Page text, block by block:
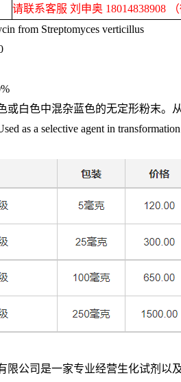
请联系客服 刘申奥 18014838908
from Streptomyces verticillus
或白色中混杂蓝色的无定形粉末。
as a selective agent in
限公司是一家专业经营生化试剂以